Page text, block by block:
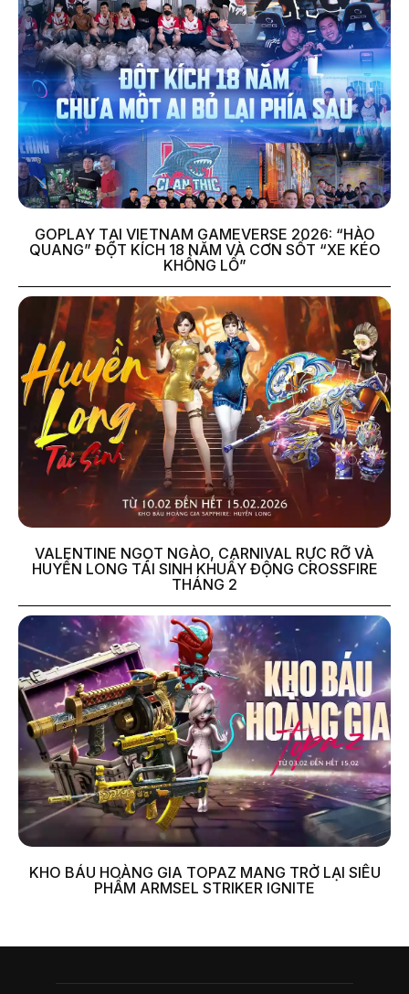
GOPLAY TẠI VIETNAM GAMEVERSE 2026: “HÀO
QUANG” ĐỘT KÍCH 18 NĂM VÀ CƠN SỐT “XE KÉO
KHỔNG LỒ”
VALENTINE NGỌT NGÀO, CARNIVAL RỰC RỠ VÀ
HUYỀN LONG TÁI SINH KHUẤY ĐỘNG CROSSFIRE
THÁNG 2
KHO BÁU HOÀNG GIA TOPAZ MANG TRỞ LẠI SIÊU
PHẨM ARMSEL STRIKER IGNITE